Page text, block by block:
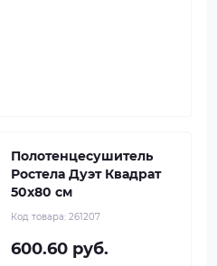
Полотенцесушитель
Ростела Дуэт Квадрат
50x80 см
Код товара: 261207
600.60 руб.